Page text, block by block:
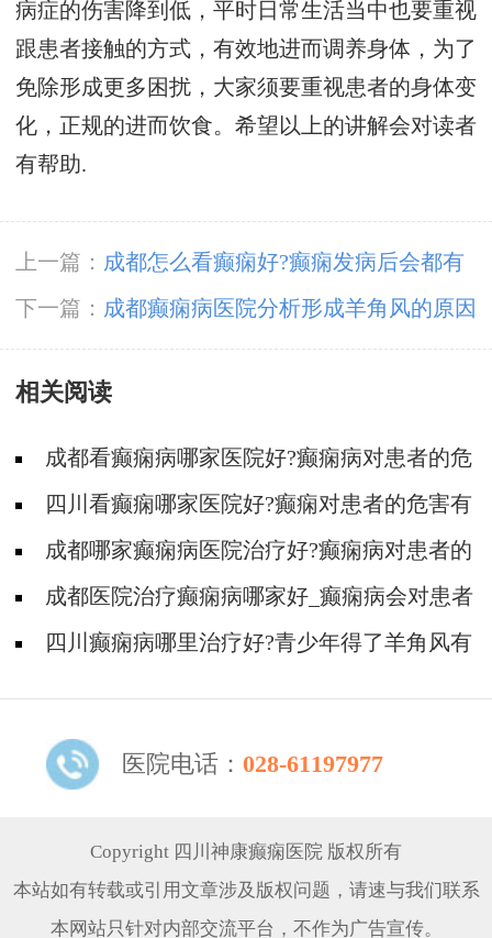
病症的伤害降到低，平时日常生活当中也要重视
跟患者接触的方式，有效地进而调养身体，为了
免除形成更多困扰，大家须要重视患者的身体变
化，正规的进而饮食。希望以上的讲解会对读者
有帮助.
上一篇： 成都怎么看癫痫好?癫痫发病后会都有
哪些症状?
下一篇： 成都癫痫病医院分析形成羊角风的原因
是什么?
相关阅读
成都看癫痫病哪家医院好?癫痫病对患者的危
害有多大?
四川看癫痫哪家医院好?癫痫对患者的危害有
多大?成都哪家癫痫病医院治疗好?癫痫病对患者的
危害有哪些?
成都医院治疗癫痫病哪家好_癫痫病会对患者
造成哪些伤害?
四川癫痫病哪里治疗好?青少年得了羊角风有
医院电话： 028-61197977
Copyright 四川神康癫痫医院 版权所有
本站如有转载或引用文章涉及版权问题，请速与我们联系
本网站只针对内部交流平台，不作为广告宣传。